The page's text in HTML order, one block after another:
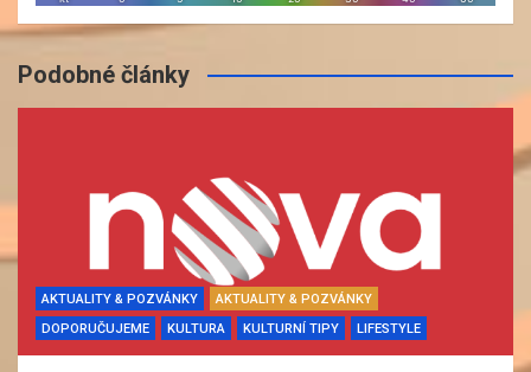
Podobné články
AKTUALITY & POZVÁNKY
AKTUALITY & POZVÁNKY
DOPORUČUJEME
KULTURA KULTURNÍ TIPY LIFESTYLE